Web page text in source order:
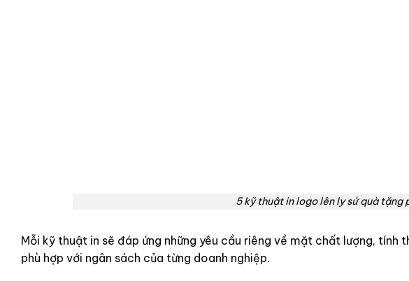
5 kỹ thuật in logo lên ly sứ quà tặng
Mỗi kỹ thuật in sẽ đáp ứng những yêu cầu riêng về mặt chất lượng, tính
phù hợp với ngân sách của từng doanh nghiệp.